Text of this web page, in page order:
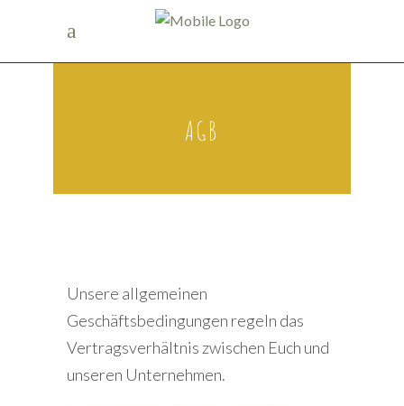
AGB
Unsere allgemeinen
Geschäftsbedingungen regeln das
Vertragsverhältnis zwischen Euch und
unseren Unternehmen.